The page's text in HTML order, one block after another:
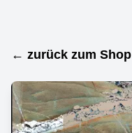
← zurück zum Shop